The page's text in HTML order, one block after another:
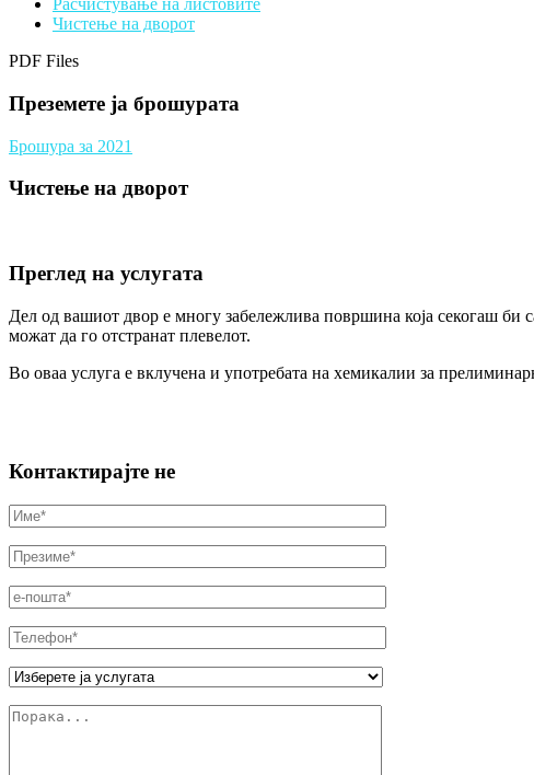
Расчистување на листовите
Чистење на дворот
PDF Files
Преземете ја брошурата
Брошура за 2021
Чистење на дворот
Преглед на услугата
Дел од вашиот двор е многу забележлива површина која секогаш би
можат да го отстранат плевелот.
Во оваа услуга е вклучена и употребата на хемикалии за
Контактирајте не